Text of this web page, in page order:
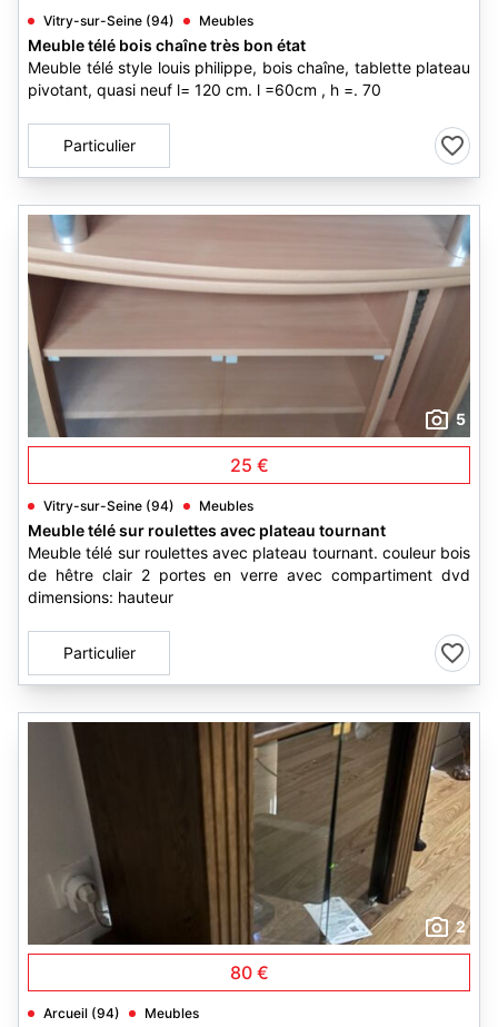
Vitry-sur-Seine (94) Meubles
Meuble télé bois chaîne très bon état
Meuble télé style louis philippe, bois chaîne, tablette plateau
pivotant, quasi neuf l= 120 cm. l =60cm , h =. 70
Particulier
5
25 €
Vitry-sur-Seine (94) Meubles
Meuble télé sur roulettes avec plateau tournant
Meuble télé sur roulettes avec plateau tournant. couleur bois
de hêtre clair 2 portes en verre avec compartiment dvd
dimensions: hauteur
Particulier
2
80 €
Arcueil (94) Meubles